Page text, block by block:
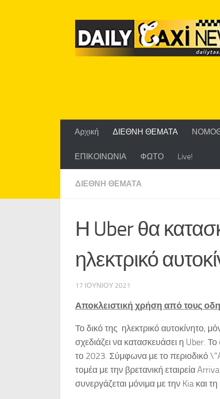
Αρχική ΔΙΕΘΝΗ ΘΕΜΑΤΑ
ΕΠΙΚΟΙΝΩΝΙΑ ΦΩΤΟ Live!
ΔΙΕΘΝΗ ΘΕΜΑΤΑ
Η Uber θα
ηλεκτρικό
17 ΙΟΥΝΊΟΥ 2021
Αποκλειστική χρήση από τους
Το δικό της ηλεκτρικό αυτοκίνητο,
σχεδιάζει να κατασκευάσει η Uber.
το 2023. Σύμφωνα με το περιοδικό
τομέα με την βρετανική εταιρεία
συνεργάζεται μόνιμα με την Kia και